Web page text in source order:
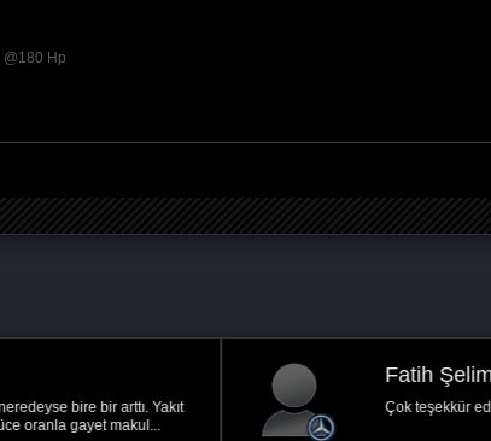
Hp
Ankara
Çok teşekkür ederim çok memnunum ;)